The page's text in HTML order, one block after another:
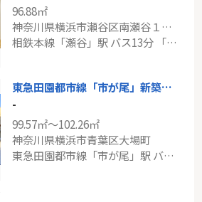
96.88㎡
神奈川県横浜市瀬谷区南瀬谷１丁目
相鉄本線「瀬谷」駅 バス13分 「下瀬谷橋」 停歩5分
東急田園都市線「市が尾」新築戸建て
-
99.57㎡～102.26㎡
神奈川県横浜市青葉区大場町
東急田園都市線「市が尾」駅 バス11分 「水道局青葉事務所前」 停歩5分